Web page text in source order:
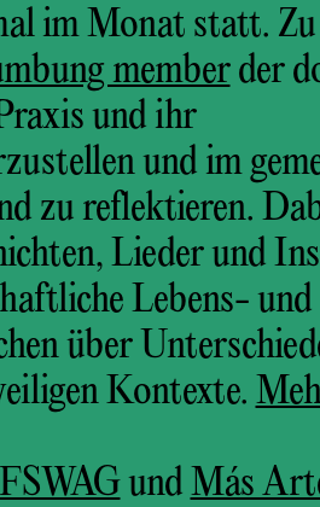
im Monat statt.
memberder
und ihr
und im
zu reflektieren.
Lieder und
Lebens- und
über
Kontexte.
und Más